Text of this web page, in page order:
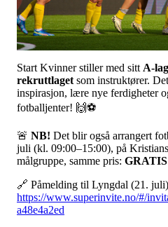
Start Kvinner stiller med sittA-
rekruttlagetsom instruktører.
inspirasjon, lære nye ferdigheter
fotballjenter! 🙌⚽
🚨 NB! Det blir også arrangert
juli (kl. 09:00–15:00), på
målgruppe, samme pris:
🔗 Påmelding til Lyngdal (21.
https://www.superinvite.no/#/
a48e4a2ed